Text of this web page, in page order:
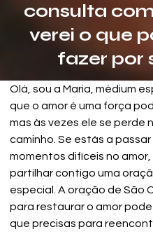
consulta
verei o que
fazer por
Olá, sou a Maria, médium
que o amor é uma força
mas às vezes ele se perde
caminho. Se estás a passar
momentos difíceis no amor,
partilhar contigo uma
especial. A oração de São
para restaurar o amor pode
que precisas para